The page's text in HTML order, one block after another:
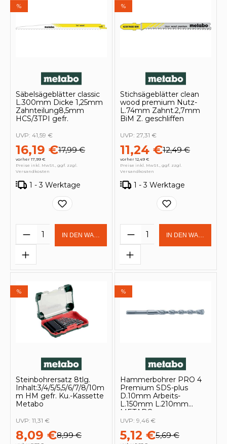
%
Säbelsägeblätter classic
L.300mm Dicke 1,25mm
Zahnteilung8,5mm
HCS/3TPI gefr.
16,19 €17,99 €
vorher 17,99 €
UVP: 41,59 €
Preise inkl. MwSt., ggf. zzgl.
Versandkosten
1 - 3 Werktage
Produkt Anzahl: Gib den
IN DEN WARENKORB
%
Stichsägeblätter clean
wood premium Nutz-
L.74mm Zahnt.2,7mm
BiM Z. geschliffen
11,24 €12,49 €
vorher 12,49 €
UVP: 27,31 €
Preise inkl. MwSt., ggf. zzgl.
Versandkosten
1 - 3 Werktage
Produkt Anzahl:
IN DEN
%
Steinbohrersatz 8tlg.
Inhalt:3/4/5/5,5/6/7/8/10m
m HM gefr. Ku.-Kassette
Metabo
8,09 €8,99 €
UVP: 11,31 €
%
Hammerbohrer PRO 4
Premium SDS-plus
D.10mm Arbeits-
L.150mm L.210mm
METABO
5,12 €5,69 €
UVP: 9,46 €